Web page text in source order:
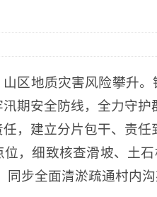
山区地质灾害风险攀升
期安全防线，全力守护
，建立分片包干、责
，细致核查滑坡、土
同步全面清淤疏通村内